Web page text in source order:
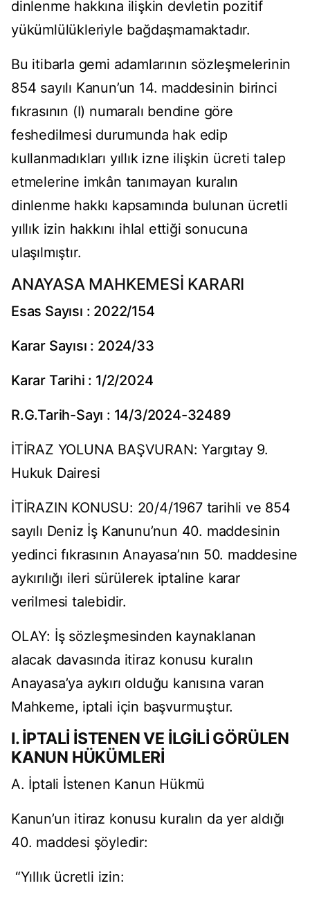
dinlenme hakkına ilişkin devletin pozitif
yükümlülükleriyle bağdaşmamaktadır.
Bu itibarla gemi adamlarının sözleşmelerinin
854 sayılı Kanun’un 14. maddesinin birinci
fıkrasının (I) numaralı bendine göre
feshedilmesi durumunda hak edip
kullanmadıkları yıllık izne ilişkin ücreti talep
etmelerine imkân tanımayan kuralın
dinlenme hakkı kapsamında bulunan ücretli
yıllık izin hakkını ihlal ettiği sonucuna
ulaşılmıştır.
ANAYASA MAHKEMESİ KARARI
Esas Sayısı : 2022/154
Karar Sayısı : 2024/33
Karar Tarihi : 1/2/2024
R.G.Tarih-Sayı : 14/3/2024-32489
İTİRAZ YOLUNA BAŞVURAN: Yargıtay 9.
Hukuk Dairesi
İTİRAZIN KONUSU: 20/4/1967 tarihli ve 854
sayılı Deniz İş Kanunu’nun 40. maddesinin
yedinci fıkrasının Anayasa’nın 50. maddesine
aykırılığı ileri sürülerek iptaline karar
verilmesi talebidir.
OLAY: İş sözleşmesinden kaynaklanan
alacak davasında itiraz konusu kuralın
Anayasa’ya aykırı olduğu kanısına varan
Mahkeme, iptali için başvurmuştur.
I. İPTALİ İSTENEN VE İLGİLİ GÖRÜLEN
KANUN HÜKÜMLERİ
A. İptali İstenen Kanun Hükmü
Kanun’un itiraz konusu kuralın da yer aldığı
40. maddesi şöyledir:
“Yıllık ücretli izin: